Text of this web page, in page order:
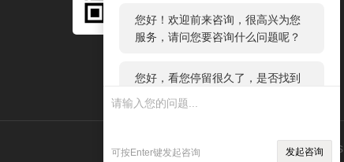
您好，看您停留很久了，是否找到
了需求产品，您可以直接在线与我
可按Enter键发起咨询 发起咨询
技术支持： 管理登录